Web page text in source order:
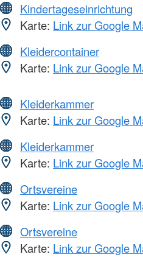
Kindertageseinrichtung
Karte: Link zur Google
Kleidercontainer
Karte: Link zur Google
Kleiderkammer
Karte: Link zur Google
Kleiderkammer
Karte: Link zur Google
Ortsvereine
Karte: Link zur Google
Ortsvereine
Karte: Link zur Google